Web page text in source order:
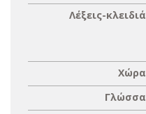
Λέξεις-κλειδιά
Χώρα
Γλώσσα